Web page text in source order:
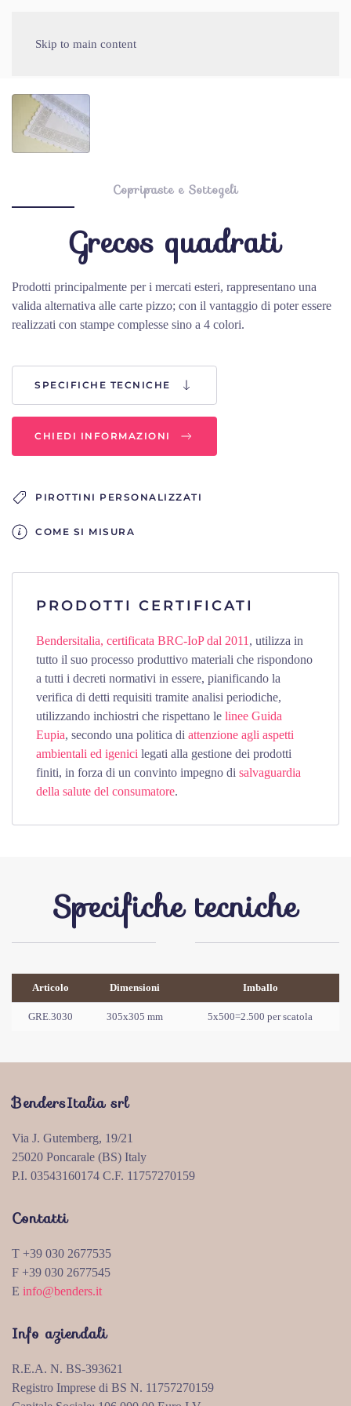
Skip to main content
Copripaste e Sottogeli
Grecos quadrati
Prodotti principalmente per i mercati esteri, rappresentano una
valida alternativa alle carte pizzo; con il vantaggio di poter essere
realizzati con stampe complesse sino a 4 colori.
SPECIFICHE TECNICHE
CHIEDI INFORMAZIONI
PIROTTINI PERSONALIZZATI
COME SI MISURA
PRODOTTI CERTIFICATI
Bendersitalia, certificata BRC-IoP dal 2011 , utilizza in
tutto il suo processo produttivo materiali che rispondono
a tutti i decreti normativi in essere, pianificando la
verifica di detti requisiti tramite analisi periodiche,
utilizzando inchiostri che rispettano le linee Guida
Eupia, secondo una politica di attenzione agli aspetti
ambientali ed igenici legati alla gestione dei prodotti
finiti, in forza di un convinto impegno di salvaguardia
della salute del consumatore.
Specifiche tecniche
Articolo Dimensioni Imballo
GRE.3030 305x305 mm 5x500=2.500 per scatola
BendersItalia srl
Via J. Gutemberg, 19/21
25020 Poncarale (BS) Italy
P.I. 03543160174 C.F. 11757270159
Contatti
T +39 030 2677535
F +39 030 2677545
E info@benders.it
Info aziendali
R.E.A. N. BS-393621
Registro Imprese di BS N. 11757270159